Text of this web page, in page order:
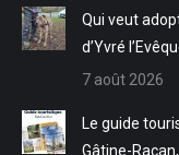
Qui veut
d’Yvré
7 août 2026
Le guide
Gâtine-